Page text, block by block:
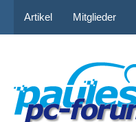
Artikel Mitglieder